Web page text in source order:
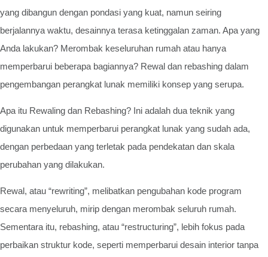
yang dibangun dengan pondasi yang kuat, namun seiring
berjalannya waktu, desainnya terasa ketinggalan zaman. Apa yang
Anda lakukan? Merombak keseluruhan rumah atau hanya
memperbarui beberapa bagiannya? Rewal dan rebashing dalam
pengembangan perangkat lunak memiliki konsep yang serupa.
Apa itu Rewaling dan Rebashing? Ini adalah dua teknik yang
digunakan untuk memperbarui perangkat lunak yang sudah ada,
dengan perbedaan yang terletak pada pendekatan dan skala
perubahan yang dilakukan.
Rewal, atau “rewriting”, melibatkan pengubahan kode program
secara menyeluruh, mirip dengan merombak seluruh rumah.
Sementara itu, rebashing, atau “restructuring”, lebih fokus pada
perbaikan struktur kode, seperti memperbarui desain interior tanpa